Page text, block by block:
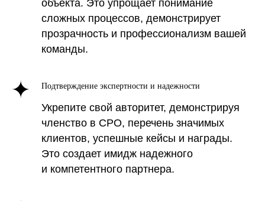
объекта. Это упрощает понимание
сложных процессов, демонстрирует
прозрачность и профессионализм вашей
команды.
Подтверждение экспертности и надежности
Укрепите свой авторитет, демонстрируя
членство в СРО, перечень значимых
клиентов, успешные кейсы и награды.
Это создает имидж надежного
и компетентного партнера.
основные задачи, которые
она решает, и преимущества,
которые она приносит